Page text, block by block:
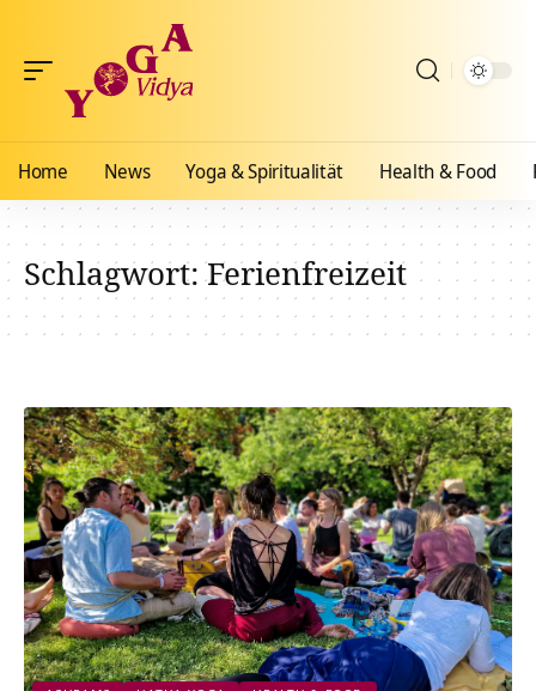
Home News Yoga & Spiritualität Health & Food
Schlagwort:Ferienfreizeit